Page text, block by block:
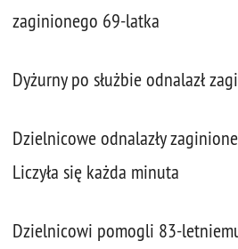
zaginionego 69-latka
Dyżurny po służbie odnalazł
Dzielnicowe odnalazły
Liczyła się każda minuta
Dzielnicowi pomogli 83-